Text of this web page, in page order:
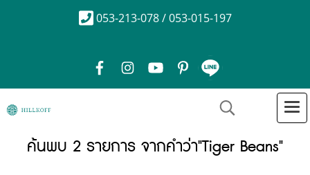
053-213-078 / 053-015-197
ค้นพบ 2 รายการ จากคำว่า"Tiger Beans"